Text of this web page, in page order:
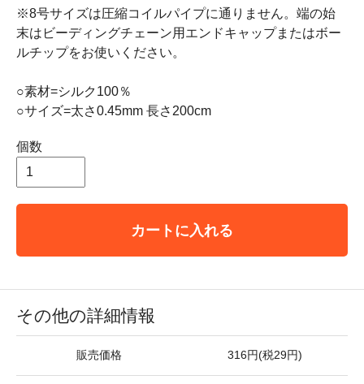
※8号サイズは圧縮コイルパイプに通りません。端の始
末はビーディングチェーン用エンドキャップまたはボー
ルチップをお使いください。
○素材=シルク100％
○サイズ=太さ0.45mm 長さ200cm
個数
カートに入れる
その他の詳細情報
販売価格 316円(税29円)